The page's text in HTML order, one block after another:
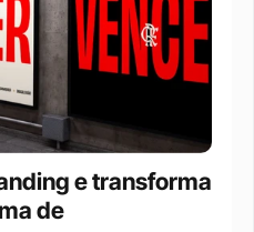
e transforma
de